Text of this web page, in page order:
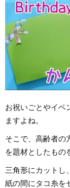
お祝いごとやイベ
ますよね。
そこで、高齢者の
を題材としたもの
三角形にカットし
紙の間にタコ糸を